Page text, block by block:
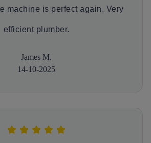
machine is perfect again. Very
efficient plumber.
James M.
14-10-2025